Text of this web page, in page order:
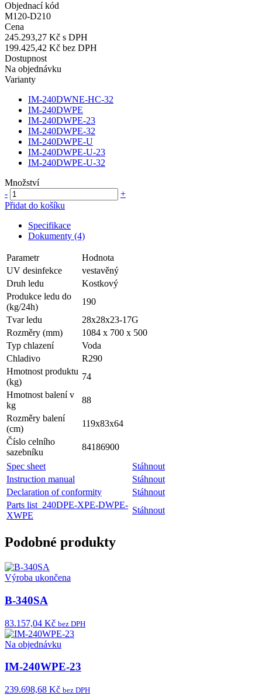
Objednací kód
M120-D210
Cena
245.293,27 Kč s DPH
199.425,42 Kč bez DPH
Dostupnost
Na objednávku
Varianty
IM-240DWNE-HC-32
IM-240DWPE
IM-240DWPE-23
IM-240DWPE-32
IM-240DWPE-U
IM-240DWPE-U-23
IM-240DWPE-U-32
Množství
-
+
Přidat do košíku
Specifikace
Dokumenty (4)
Parametr
Hodnota
UV desinfekce
vestavěný
Druh ledu
Kostkový
Produkce ledu do
(kg/24h)
190
Tvar ledu
28x28x23-17G
Rozměry (mm)
1084 x 700 x 500
Typ chlazení
Voda
Chladivo
R290
Hmotnost produktu
(kg)
74
Hmotnost balení v
kg
88
Rozměry balení
(cm)
119x83x64
Číslo celního
sazebníku
84186900
Spec sheet
Stáhnout
Instruction manual
Stáhnout
Declaration of conformity
Stáhnout
Parts list_240DPE-XPE-DWPE-
XWPE
Stáhnout
Podobné produkty
Výroba ukončena
B-340SA
83.157,04 Kč bez DPH
Na objednávku
IM-240WPE-23
239.698,68 Kč bez DPH